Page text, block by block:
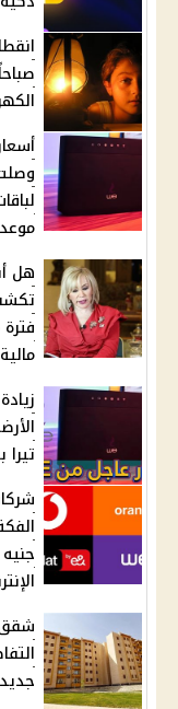
هل
تيرا بـ 2006 جنيه! باقتك بكام